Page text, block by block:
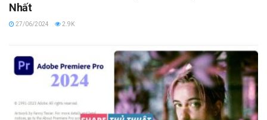
Nhất
27/06/2024 2.9K